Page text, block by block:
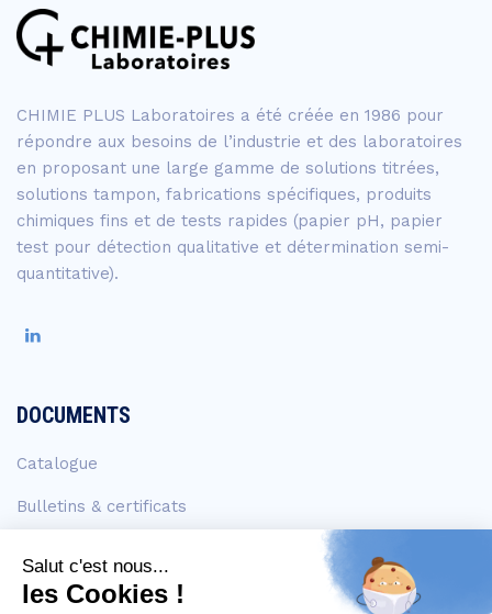
CHIMIE PLUS Laboratoires a été créée en 1986 pour
répondre aux besoins de l’industrie et des laboratoires
en proposant une large gamme de solutions titrées,
solutions tampon, fabrications spécifiques, produits
chimiques fins et de tests rapides (papier pH, papier
test pour détection qualitative et détermination semi-
quantitative).
DOCUMENTS
Catalogue
Bulletins & certificats